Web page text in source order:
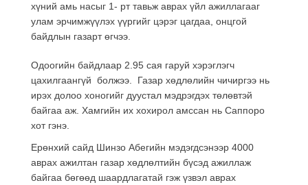
хүний амь насыг 1- рт тавьж аврах үйл ажиллагааг
улам эрчимжүүлэх үүргийг цэрэг цагдаа, онцгой
байдлын газарт өгчээ.
Одоогийн байдлаар 2.95 сая гаруй хэрэглэгч
цахилгаангүй болжээ. Газар хөдлөлийн чичиргээ нь
ирэх долоо хоногийг дуустал мэдрэгдэх төлөвтэй
байгаа аж. Хамгийн их хохирол амссан нь Саппоро
хот гэнэ.
Ерөнхий сайд Шинзо Абегийн мэдэгдсэнээр 4000
аврах ажилтан газар хөдлөлтийн бүсэд ажиллаж
байгаа бөгөөд шаардлагатай гэж үзвэл аврах